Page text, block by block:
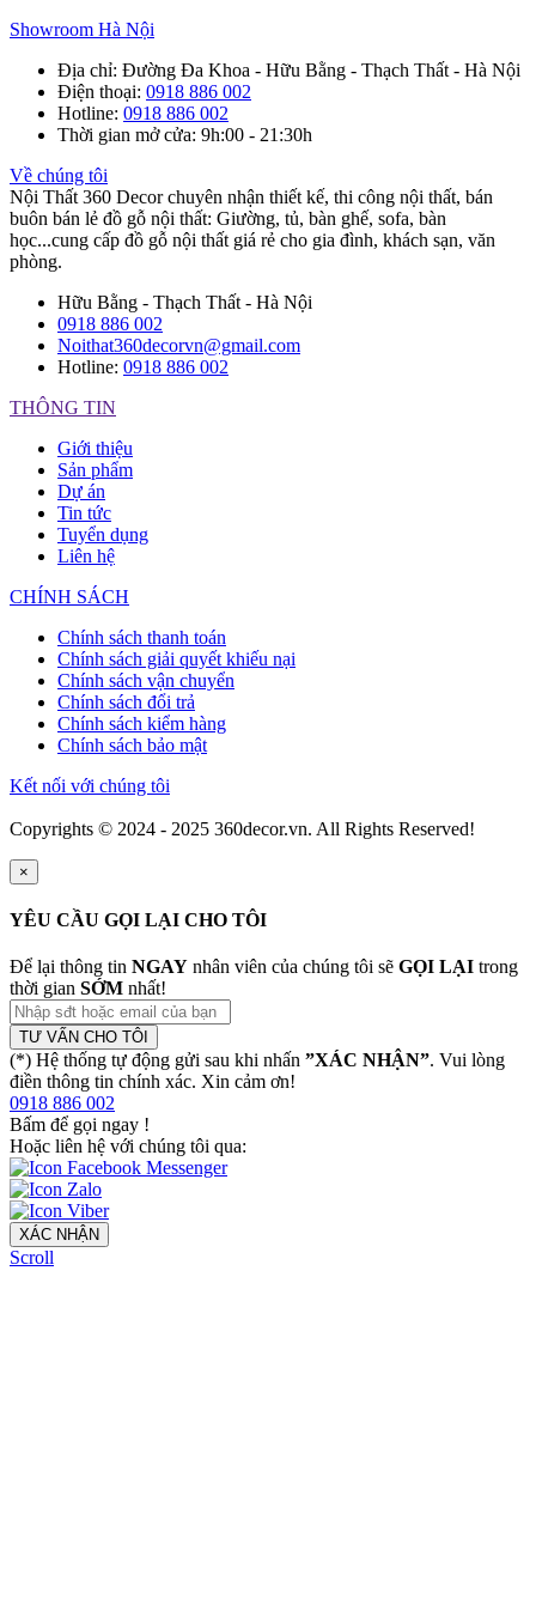
Showroom Hà Nội
Địa chỉ: Đường Đa Khoa - Hữu Bằng - Thạch Thất - Hà Nội
Điện thoại: 0918 886 002
Hotline: 0918 886 002
Thời gian mở cửa: 9h:00 - 21:30h
Về chúng tôi
Nội Thất 360 Decor chuyên nhận thiết kế, thi công nội thất, bán
buôn bán lẻ đồ gỗ nội thất: Giường, tủ, bàn ghế, sofa, bàn
học...cung cấp đồ gỗ nội thất giá rẻ cho gia đình, khách sạn, văn
phòng.
Hữu Bằng - Thạch Thất - Hà Nội
0918 886 002
Noithat360decorvn@gmail.com
Hotline: 0918 886 002
THÔNG TIN
Giới thiệu
Sản phẩm
Dự án
Tin tức
Tuyển dụng
Liên hệ
CHÍNH SÁCH
Chính sách thanh toán
Chính sách giải quyết khiếu nại
Chính sách vận chuyển
Chính sách đổi trả
Chính sách kiểm hàng
Chính sách bảo mật
Kết nối với chúng tôi
Copyrights © 2024 - 2025 360decor.vn. All Rights Reserved!
×
YÊU CẦU GỌI LẠI CHO TÔI
Để lại thông tin NGAY nhân viên của chúng tôi sẽ GỌI LẠI trong
thời gian SỚM nhất!
TƯ VẤN CHO TÔI
(*) Hệ thống tự động gửi sau khi nhấn ”XÁC NHẬN”. Vui lòng
điền thông tin chính xác. Xin cảm ơn!
0918 886 002
Bấm để gọi ngay !
Hoặc liên hệ với chúng tôi qua:
XÁC NHẬN
Scroll